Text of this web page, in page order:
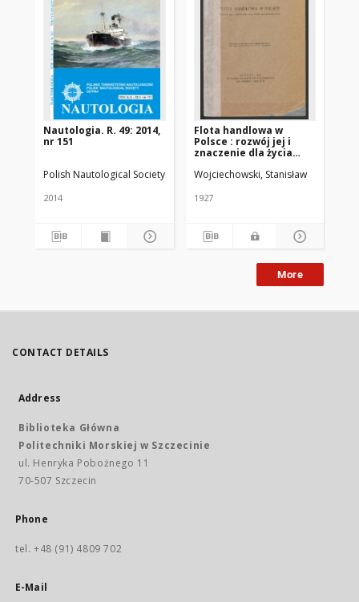
Nautologia. R. 49: 2014,
nr 151
Polish Nautological Society Polskie Towarzystwo Nautologiczne
2014
Flota handlowa w
Polsce : rozwój jej i
znaczenie dla życia
Wojciechowski, Stanisław
1927
More
CONTACT DETAILS
Address
Biblioteka Główna
Politechniki Morskiej w Szczecinie
ul. Henryka Pobożnego 11
70-507 Szczecin
Phone
tel. +48 (91) 4809 702
E-Mail